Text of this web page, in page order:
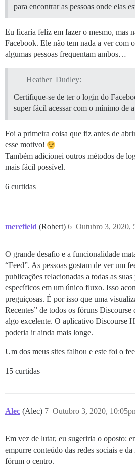
para encontrar as pessoas onde elas
Eu ficaria feliz em fazer o mesmo, mas
Facebook. Ele não tem nada a ver com
algumas pessoas frequentam ambos…
Heather_Dudley:
Certifique-se de ter o login do
super fácil acessar com o mínimo de
Foi a primeira coisa que fiz antes de
esse motivo!
Também adicionei outros métodos de
mais fácil possível.
6 curtidas
merefield (Robert) Outubro 3, 2020,
6
O grande desafio e a funcionalidade
“Feed”. As pessoas gostam de ver um
publicações relacionadas a todas as
específicos em um único fluxo. Isso
preguiçosas. É por isso que uma
Recentes” de todos os fóruns Discourse
algo excelente. O aplicativo Discourse
poderia ir ainda mais longe.
Um dos meus sites falhou e este foi o
15 curtidas
Alec (Alec) Outubro 3, 2020,
7
Em vez de lutar, eu sugeriria o oposto:
empurre conteúdo das redes sociais e
fórum o centro.